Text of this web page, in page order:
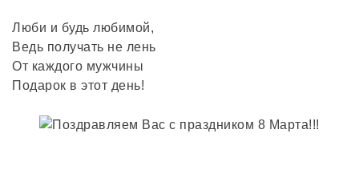
Люби и будь любимой,
Ведь получать не лень
От каждого мужчины
Подарок в этот день!